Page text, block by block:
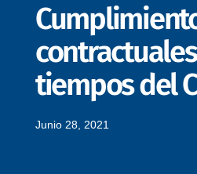
tiempos del
Junio 28, 2021